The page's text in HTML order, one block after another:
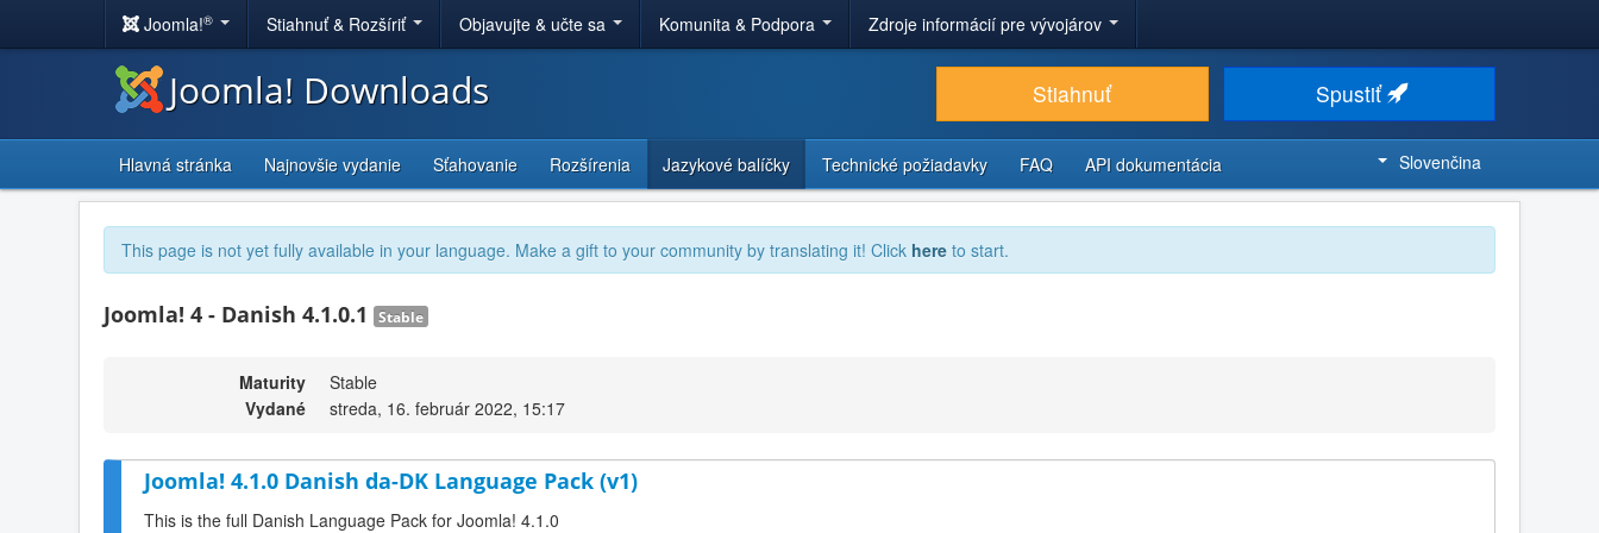
Joomla!® Stiahnuť & Rozšíriť Objavujte & učte sa Komunita & Podpora Zdroje informácií pre vývojárov
Joomla! Downloads Stiahnuť Spustiť
Hlavná stránka Najnovšie vydanie Sťahovanie Rozšírenia Jazykové balíčky Technické požiadavky FAQ API dokumentácia Slovenčina
This page is not yet fully available in your language. Make a gift to your community by translating it! Click here to start.
Joomla! 4 - Danish 4.1.0.1 Stable
Maturity
Stable
Vydané
streda, 16. február 2022, 15:17
Joomla! 4.1.0 Danish da-DK Language Pack (v1)
This is the full Danish Language Pack for Joomla! 4.1.0